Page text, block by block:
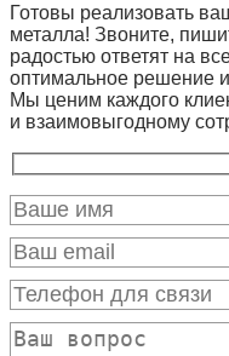
Готовы реализовать
металла! Звоните,
радостью ответят на
оптимальное решение и
Мы ценим каждого
и взаимовыгодному